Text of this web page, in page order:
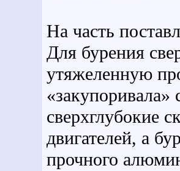
На часть
Для бурения
утяжеленную
сверхглубокие
двигателей, а
прочного